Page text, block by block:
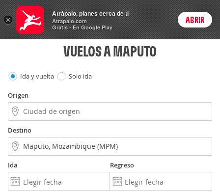
Vuelos Login
VUELOS A MAPUTO
Ida y vuelta Solo ida
Origen
Destino
Ida Regreso
×
Atrápalo, planes cerca de ti
Atrapalo.com
Gratis - En Google Play
ABRIR